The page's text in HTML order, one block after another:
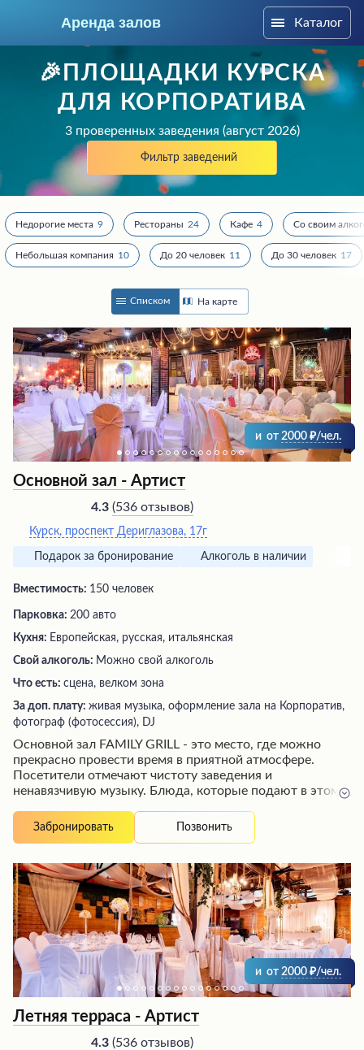
Аренда залов
+7 (960) 699-12-54
Подберите мне зал
Каталог
🎉ПЛОЩАДКИ КУРСКА
ДЛЯ КОРПОРАТИВА
3 проверенных заведения (август 2026)
Фильтр заведений
Недорогие места 9 Рестораны 24 Кафе 4 Со своим
Небольшая компания 10 До 20 человек 11 До 30 человек 17
Списком На карте
и от 2000 /чел.
Основной зал - Артист
4.3 (536 отзывов)
Курск, проспект Дериглазова, 17г
Подарок за бронирование Алкоголь в наличии
Вместимость: 150 человек
Парковка: 200 авто
Кухня: Европейская, русская, итальянская
Свой алкоголь: Можно свой алкоголь
Что есть: сцена, велком зона
За доп. плату: живая музыка, оформление зала на Корпоратив,
фотограф (фотосессия), DJ
Основной зал FAMILY GRILL - это место, где можно
прекрасно провести время в приятной атмосфере.
Посетители отмечают чистоту заведения и
ненавязчивую музыку. Блюда, которые подают в этом
высоко оценивают работу персонала, особенно
бармена и официантов, которые всегда вежливы,
Живая музыка и выступления вокалистов добавляют
особую изюминку в атмосферу заведения. Многие
посетители приходят сюда, чтобы насладиться не
только вкусной едой, но и потанцевать под любимые
мелодии.
Забронировать Позвонить
и от 2000 /чел.
Летняя терраса - Артист
4.3 (536 отзывов)